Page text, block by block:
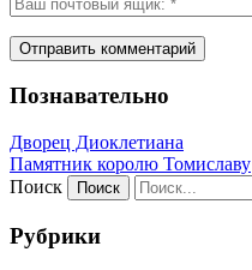
Познавательно
Дворец Диоклетиана
Памятник королю Томиславу
Поиск
Рубрики